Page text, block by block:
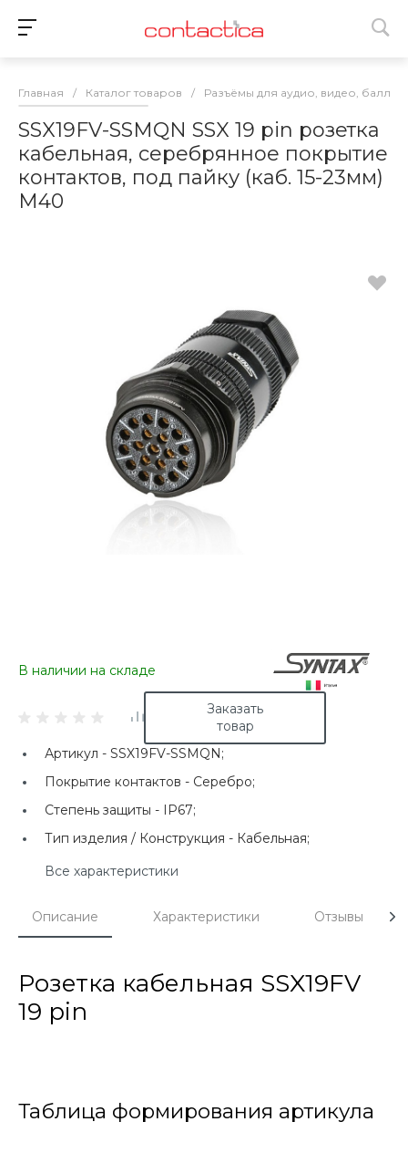
Главная / Каталог товаров / Разъёмы для аудио, видео,
SSX19FV-SSMQN SSX 19 pin розетка
кабельная, серебрянное покрытие
контактов, под пайку (каб. 15-23мм)
M40
В наличии на складе
Заказать
товар
Артикул - SSX19FV-SSMQN;
Покрытие контактов - Серебро;
Степень защиты - IP67;
Тип изделия / Конструкция - Кабельная;
Все характеристики
Описание Характеристики Отзывы
Розетка кабельная SSX19FV
19 pin
Таблица формирования артикула